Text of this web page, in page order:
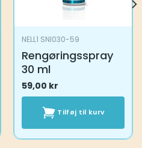
NELL1 SNI030-59
Rengøringsspray
30 ml
59,00 kr
Tilføj til kurv